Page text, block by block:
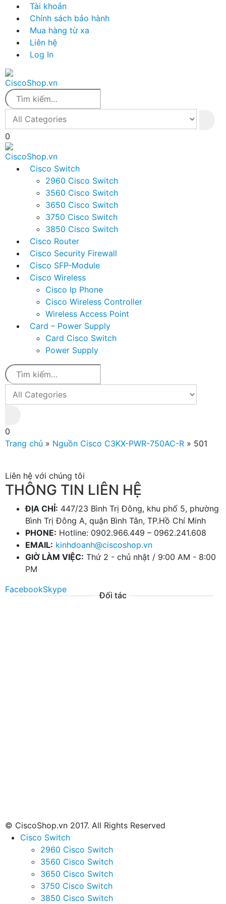
Tài khoản
Chính sách bảo hành
Mua hàng từ xa
Liên hệ
Log In
0
Cisco Switch
2960 Cisco Switch
3560 Cisco Switch
3650 Cisco Switch
3750 Cisco Switch
3850 Cisco Switch
Cisco Router
Cisco Security Firewall
Cisco SFP-Module
Cisco Wireless
Cisco Ip Phone
Cisco Wireless Controller
Wireless Access Point
Card – Power Supply
Card Cisco Switch
Power Supply
0
Trang chủ » Nguồn Cisco C3KX-PWR-750AC-R » 501
Liên hệ với chúng tôi
THÔNG TIN LIÊN HỆ
ĐỊA CHỈ: 447/23 Bình Trị Đông, khu phố 5, phường
Bình Trị Đông A, quận Bình Tân, TP.Hồ Chí Minh
PHONE: Hotline: 0902.966.449 – 0962.241.608
EMAIL: kinhdoanh@ciscoshop.vn
GIỜ LÀM VIỆC: Thứ 2 - chủ nhật / 9:00 AM - 8:00
PM
FacebookSkype
Đối tác
© CiscoShop.vn 2017. All Rights Reserved
Cisco Switch
2960 Cisco Switch
3560 Cisco Switch
3650 Cisco Switch
3750 Cisco Switch
3850 Cisco Switch